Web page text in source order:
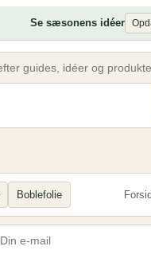
Se sæsonens idéer
Boblefolie